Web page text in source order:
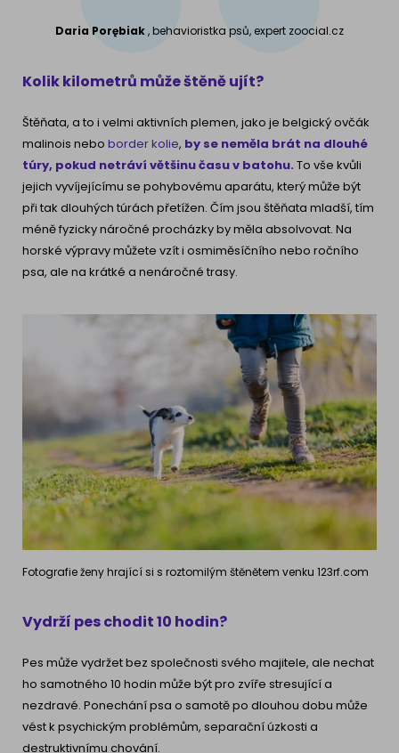
Daria Porębiak, behavioristka psů, expert zoocial.cz
Kolik kilometrů může štěně ujít?
Štěňata, a to i velmi aktivních plemen, jako je belgický ovčák
malinois nebo border kolie, by se neměla brát na dlouhé
túry, pokud netráví většinu času v batohu. To vše kvůli
jejich vyvíjejícímu se pohybovému aparátu, který může být
při tak dlouhých túrách přetížen. Čím jsou štěňata mladší, tím
méně fyzicky náročné procházky by měla absolvovat. Na
horské výpravy můžete vzít i osmiměsíčního nebo ročního
psa, ale na krátké a nenáročné trasy.
Fotografie ženy hrající si s roztomilým štěnětem venku 123rf.com
Vydrží pes chodit 10 hodin?
Pes může vydržet bez společnosti svého majitele, ale nechat
ho samotného 10 hodin může být pro zvíře stresující a
nezdravé. Ponechání psa o samotě po dlouhou dobu může
vést k psychickým problémům, separační úzkosti a
destruktivnímu chování.